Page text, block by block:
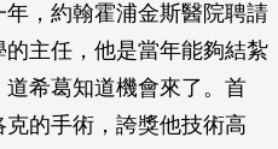
，約翰霍浦金斯醫院聘請
主任，他是當年能夠結紮
希葛知道機會來了。首
的手術，誇獎他技術高